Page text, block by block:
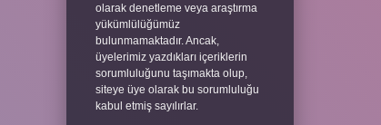
olarak denetleme veya araştırma
yükümlülüğümüz
bulunmamaktadır. Ancak,
üyelerimiz yazdıkları içeriklerin
sorumluluğunu taşımakta olup,
siteye üye olarak bu sorumluluğu
kabul etmiş sayılırlar.